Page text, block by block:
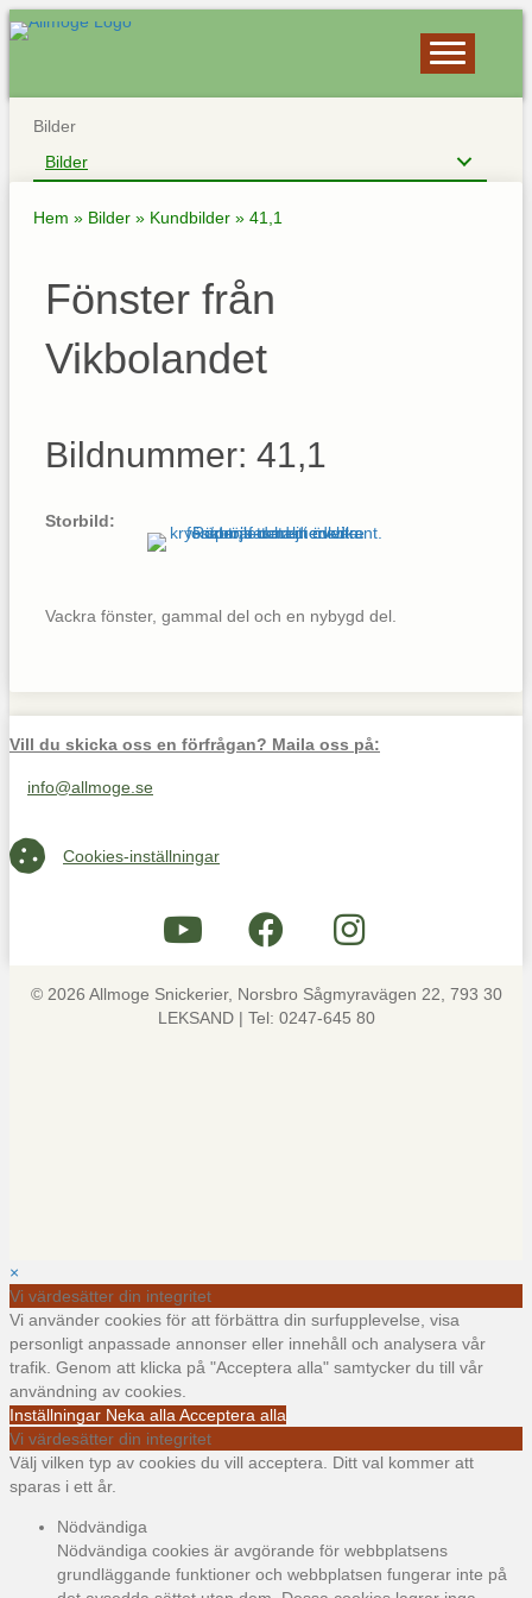
Bilder
Bilder
Hem » Bilder » Kundbilder » 41,1
Fönster från
Vikbolandet
Bildnummer: 41,1
Storbild:
Vackra fönster, gammal del och en nybygd del.
Vill du skicka oss en förfrågan? Maila oss på:
Maila oss på info@allmoge.se
info@allmoge.se
Cookies-inställningar
Cookies-inställningar
© 2026 Allmoge Snickerier, Norsbro Sågmyravägen 22, 793 30
LEKSAND | Tel: 0247-645 80
×
Vi värdesätter din integritet
Vi använder cookies för att förbättra din surfupplevelse, visa
personligt anpassade annonser eller innehåll och analysera vår
trafik. Genom att klicka på "Acceptera alla" samtycker du till vår
användning av cookies.
Inställningar Neka alla Acceptera alla
Vi värdesätter din integritet
Välj vilken typ av cookies du vill acceptera. Ditt val kommer att
sparas i ett år.
Nödvändiga
Nödvändiga cookies är avgörande för webbplatsens
grundläggande funktioner och webbplatsen fungerar inte på